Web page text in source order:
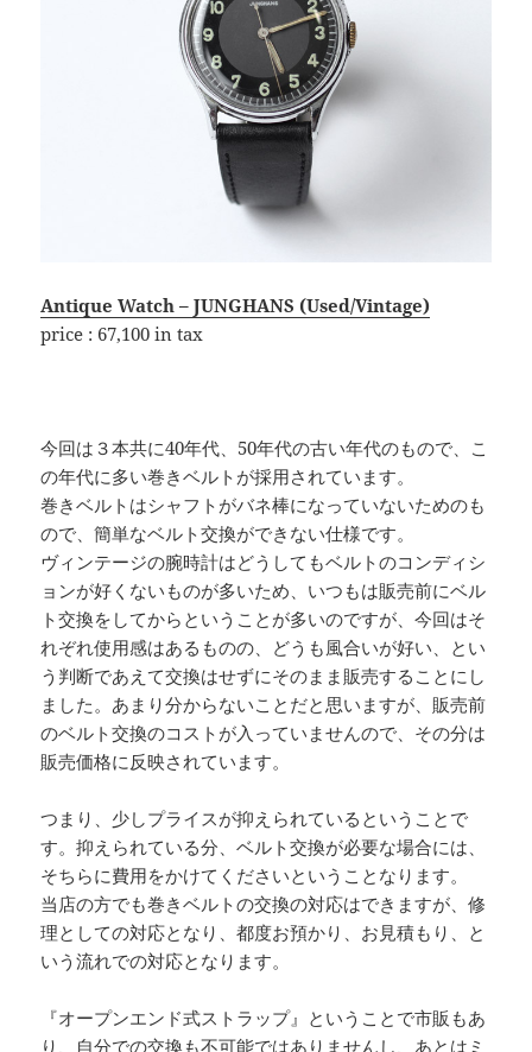
Antique Watch – JUNGHANS (Used/Vintage)
price : 67,100 in tax
今回は３本共に40年代、50年代の古い年代のもので、こ
の年代に多い巻きベルトが採用されています。
巻きベルトはシャフトがバネ棒になっていないためのも
ので、簡単なベルト交換ができない仕様です。
ヴィンテージの腕時計はどうしてもベルトのコンディシ
ョンが好くないものが多いため、いつもは販売前にベル
ト交換をしてからということが多いのですが、今回はそ
れぞれ使用感はあるものの、どうも風合いが好い、とい
う判断であえて交換はせずにそのまま販売することにし
ました。あまり分からないことだと思いますが、販売前
のベルト交換のコストが入っていませんので、その分は
販売価格に反映されています。
つまり、少しプライスが抑えられているということで
す。抑えられている分、ベルト交換が必要な場合には、
そちらに費用をかけてくださいということなります。
当店の方でも巻きベルトの交換の対応はできますが、修
理としての対応となり、都度お預かり、お見積もり、と
いう流れでの対応となります。
『オープンエンド式ストラップ』ということで市販もあ
り、自分での交換も不可能ではありませんし、あとはミ